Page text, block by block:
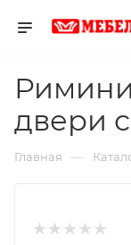
двери
Главная —